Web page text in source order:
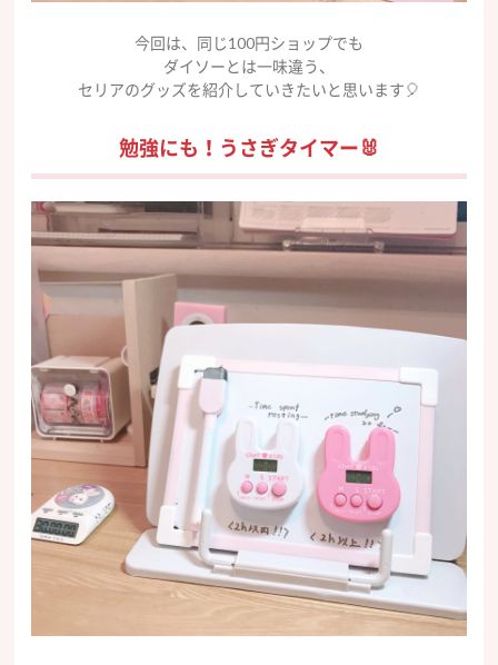
今回は、同じ100円ショップでも
ダイソーとは一味違う、
セリアのグッズを紹介していきたいと思います🎈
勉強にも！うさぎタイマー🐰